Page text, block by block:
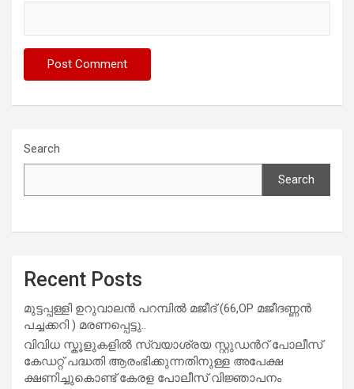
Search
Search
Recent Posts
മുട്ടപ്പള്ളി ഉറുവാലൻ പറമ്പിൽ മജീദ് (66,OP മജീദണ്ണൻ
പച്ചക്കറി ) മരണപ്പെട്ടു..
വിവിധ സ്കൂളുകളില്‍ സ്വയാശ്രയ സ്റ്റുഡന്‍റ് പോലീസ്
കേഡറ്റ് പദ്ധതി ആരംഭിക്കുന്നതിനുള്ള അപേക്ഷ
ക്ഷണിച്ചുകൊണ്ട് കേരള പോലീസ് വിജ്ഞാപനം